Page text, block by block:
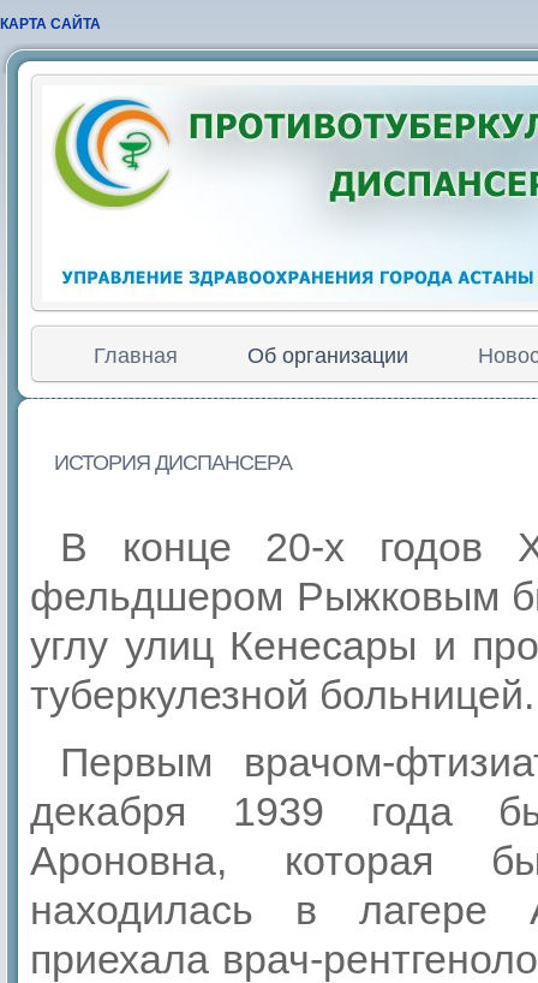
КАРТА САЙТА
Главная Об организации
ИСТОРИЯ ДИСПАНСЕРА
В конце 20-х годов
фельдшером Рыжковым
углу улиц Кенесары и
туберкулезной больницей.
Первым врачом-
декабря 1939 года
Ароновна, которая
находилась в
приехала врач-